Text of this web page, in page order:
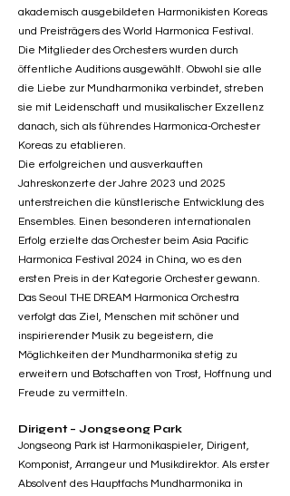
akademisch ausgebildeten Harmonikisten Koreas
und Preisträgers des World Harmonica Festival.
Die Mitglieder des Orchesters wurden durch
öffentliche Auditions ausgewählt. Obwohl sie alle
die Liebe zur Mundharmonika verbindet, streben
sie mit Leidenschaft und musikalischer Exzellenz
danach, sich als führendes Harmonica-Orchester
Koreas zu etablieren.
Die erfolgreichen und ausverkauften
Jahreskonzerte der Jahre 2023 und 2025
unterstreichen die künstlerische Entwicklung des
Ensembles. Einen besonderen internationalen
Erfolg erzielte das Orchester beim Asia Pacific
Harmonica Festival 2024 in China, wo es den
ersten Preis in der Kategorie Orchester gewann.
Das Seoul THE DREAM Harmonica Orchestra
verfolgt das Ziel, Menschen mit schöner und
inspirierender Musik zu begeistern, die
Möglichkeiten der Mundharmonika stetig zu
erweitern und Botschaften von Trost, Hoffnung und
Freude zu vermitteln.
Dirigent – Jongseong Park
Jongseong Park ist Harmonikaspieler, Dirigent,
Komponist, Arrangeur und Musikdirektor. Als erster
Absolvent des Hauptfachs Mundharmonika in